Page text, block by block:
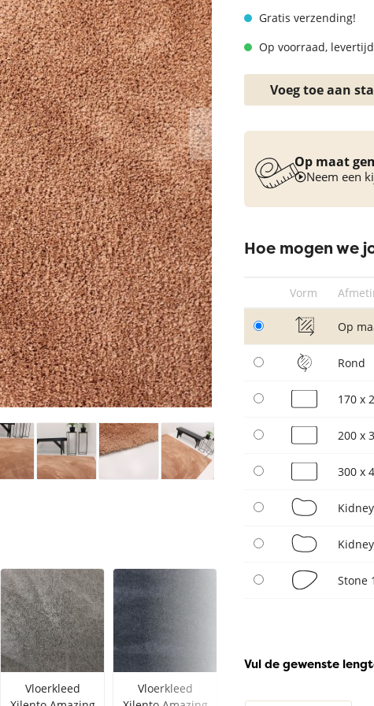
Vloerkleed turquoise
Gratis verzending!
Op voorraad,
Voeg toe aan
Op maat
Neem een
Hoe mogen we
Vorm
Op
Rond
170 x
200 x
300 x
Stone
Vul de gewenste
Vloerkleed
Vloerkleed